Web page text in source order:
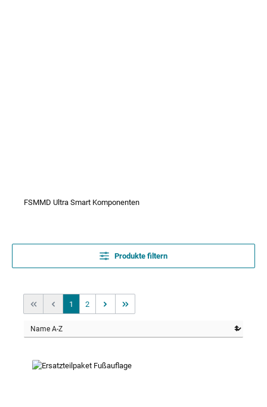
FSMMD Ultra Smart Komponenten
Produkte filtern
Seite
1 Seite
2